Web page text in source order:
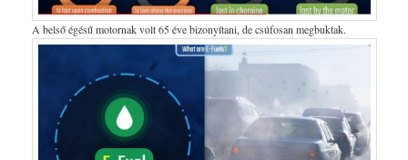
A belső égésű motornak volt 65 éve bizonyítani, de csúfosan megbuktak.